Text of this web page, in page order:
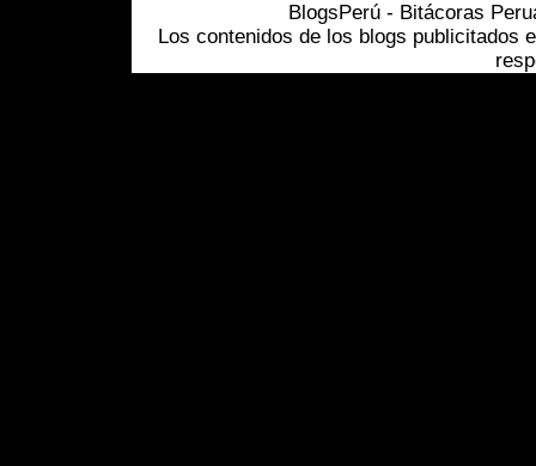
BlogsPerú - Bitácoras
Los contenidos de los blogs publicitados